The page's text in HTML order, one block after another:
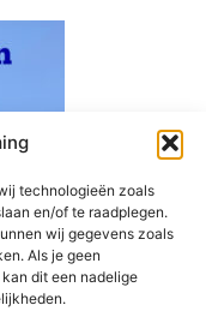
technologieën zoals
en/of te raadplegen.
wij gegevens zoals
Als je geen
dit een nadelige